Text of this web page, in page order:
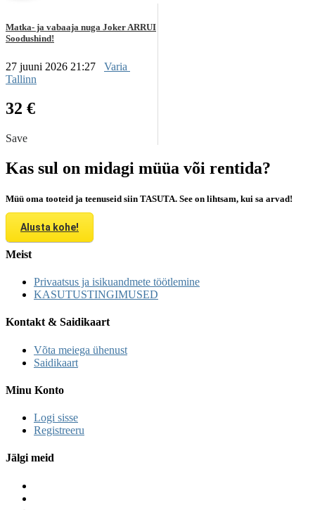
Matka- ja vabaaja nuga Joker ARRUI
Soodushind!
27 juuni 2026 21:27
Varia
Tallinn
32 €
Save
Kas sul on midagi müüa või rentida?
Müü oma tooteid ja teenuseid siin TASUTA. See on lihtsam, kui sa arvad!
Alusta kohe!
Meist
Privaatsus ja isikuandmete töötlemine
KASUTUSTINGIMUSED
Kontakt & Saidikaart
Võta meiega ühenust
Saidikaart
Minu Konto
Logi sisse
Registreeru
Jälgi meid